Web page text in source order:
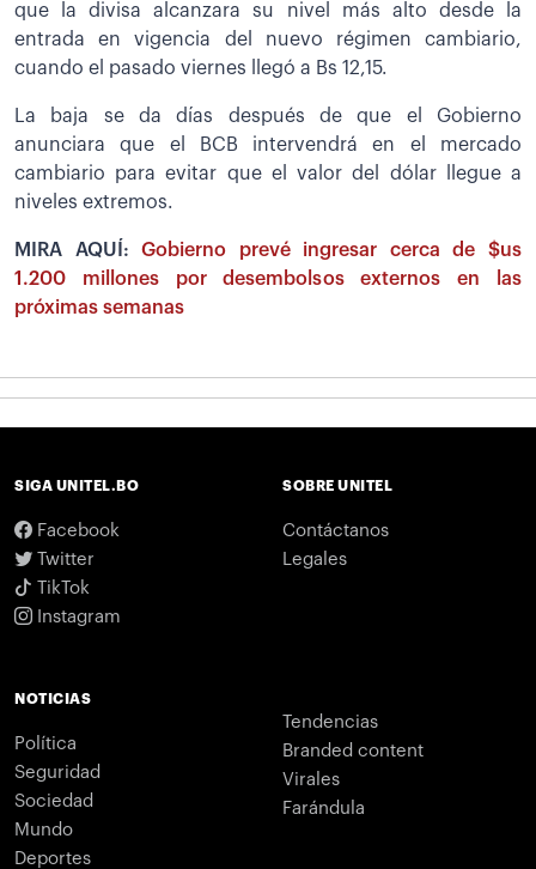
que la divisa alcanzara su nivel más alto desde la
entrada en vigencia del nuevo régimen cambiario,
cuando el pasado viernes llegó a Bs 12,15.
La baja se da días después de que el Gobierno
anunciara que el BCB intervendrá en el mercado
cambiario para evitar que el valor del dólar llegue a
niveles extremos.
MIRA AQUÍ:Gobierno prevé ingresar cerca de $us
1.200 millones por desembolsos externos en las
próximas semanas
SIGA UNITEL.BO
Facebook
Twitter
TikTok
Instagram
SOBRE UNITEL
Contáctanos
Legales
NOTICIAS
Política
Seguridad
Sociedad
Mundo
Deportes
Tendencias
Branded content
Virales
Farándula